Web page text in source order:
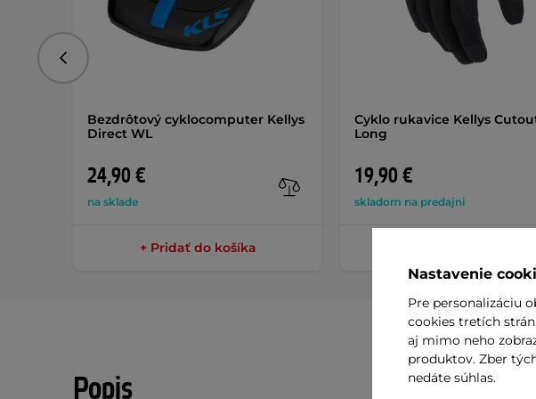
Bezdrôtový cyklocomputer Kellys
Direct WL
24,90 €
na sklade
+ Pridať do košíka
Cyklo rukavice Kellys
Long
19,90 €
skladom na predajni
Predchádzajúce
Popis
Nastavenie
Pre personalizáciu
cookies tretích
aj mimo neho
produktov. Zber
nedáte súhlas.